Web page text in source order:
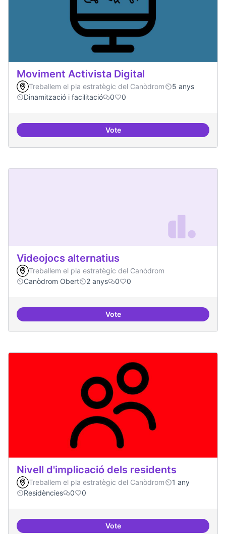
Moviment Activista Digital
Treballem el pla estratègic del Canòdrom
5 anys
Dinamització i facilitació
0 0
VoteMoviment Activista Digital
Videojocs alternatius
Treballem el pla estratègic del Canòdrom
Canòdrom Obert
2 anys 0 0
VoteVideojocs alternatius
Nivell d'implicació dels residents
Treballem el pla estratègic del Canòdrom
1 any
Residències
0 0
VoteNivell d'implicació dels residents